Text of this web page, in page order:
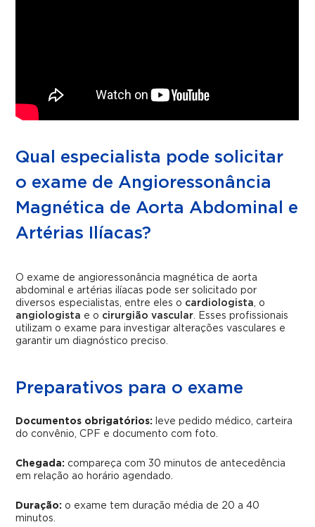
Qual especialista pode solicitar
o exame de Angioressonância
Magnética de Aorta Abdominal e
Artérias Ilíacas?
O exame de angioressonância magnética de aorta
abdominal e artérias ilíacas pode ser solicitado por
diversos especialistas, entre eles o cardiologista, o
angiologista e o cirurgião vascular. Esses profissionais
utilizam o exame para investigar alterações vasculares e
garantir um diagnóstico preciso.
Preparativos para o exame
Documentos obrigatórios:
leve pedido médico, carteira
do convênio, CPF e documento com foto.
Chegada: compareça com 30 minutos de antecedência
em relação ao horário agendado.
Duração: o exame tem duração média de 20 a 40
minutos.